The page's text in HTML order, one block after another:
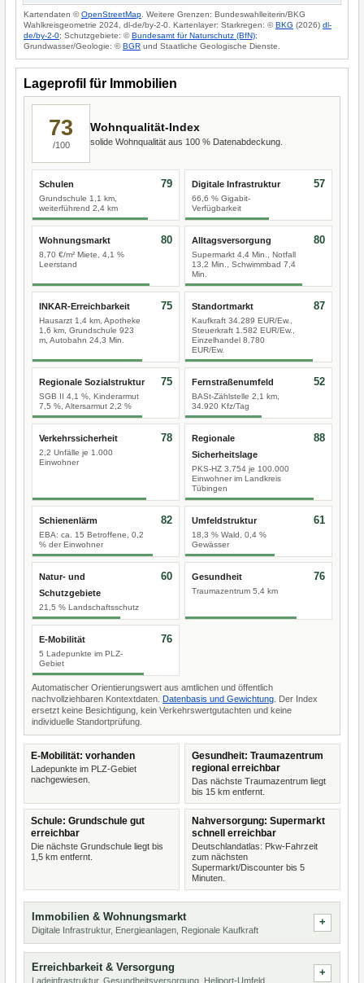
Kartendaten ©OpenStreetMap . Weitere Grenzen: Bundeswahlleiterin/BKG
Wahlkreisgeometrie 2024, dl-de/by-2-0. Kartenlayer: Starkregen: ©BKG (2026) dl-
de/by-2-0; Schutzgebiete: ©Bundesamt für Naturschutz (BfN);
Grundwasser/Geologie: ©BGR und Staatliche Geologische Dienste.
Lageprofil für Immobilien
73
/100
Wohnqualität-Index
solide Wohnqualität aus 100 % Datenabdeckung.
Schulen
Grundschule 1,1 km,
weiterführend 2,4 km
79 Digitale Infrastruktur
66,6 % Gigabit-
Verfügbarkeit
57
Wohnungsmarkt
8,70 €/m² Miete, 4,1 %
Leerstand
80 Alltagsversorgung
Supermarkt 4,4 Min., Notfall
13,2 Min., Schwimmbad 7,4
Min.
80
INKAR-Erreichbarkeit
Hausarzt 1,4 km, Apotheke
1,6 km, Grundschule 923
m, Autobahn 24,3 Min.
75 Standortmarkt
Kaufkraft 34.289 EUR/Ew.,
Steuerkraft 1.582 EUR/Ew.,
Einzelhandel 8.780
EUR/Ew.
87
Regionale Sozialstruktur
SGB II 4,1 %, Kinderarmut
7,5 %, Altersarmut 2,2 %
75 Fernstraßenumfeld
BASt-Zählstelle 2,1 km,
34.920 Kfz/Tag
52
Verkehrssicherheit
2,2 Unfälle je 1.000
Einwohner
78
Regionale
Sicherheitslage
PKS-HZ 3.754 je 100.000
Einwohner im Landkreis
Tübingen
88
Schienenlärm
EBA: ca. 15 Betroffene, 0,2
% der Einwohner
82 Umfeldstruktur
18,3 % Wald, 0,4 %
Gewässer
61
Natur- und
Schutzgebiete
21,5 % Landschaftsschutz
60 Gesundheit
Traumazentrum 5,4 km
76
E-Mobilität
5 Ladepunkte im PLZ-
Gebiet
76
Automatischer Orientierungswert aus amtlichen und öffentlich
nachvollziehbaren Kontextdaten. Datenbasis und Gewichtung . Der Index
ersetzt keine Besichtigung, kein Verkehrswertgutachten und keine
individuelle Standortprüfung.
E-Mobilität: vorhanden
Ladepunkte im PLZ-Gebiet
nachgewiesen.
Gesundheit: Traumazentrum
regional erreichbar
Das nächste Traumazentrum liegt
bis 15 km entfernt.
Schule: Grundschule gut
erreichbar
Die nächste Grundschule liegt bis
1,5 km entfernt.
Nahversorgung: Supermarkt
schnell erreichbar
Deutschlandatlas: Pkw-Fahrzeit
zum nächsten
Supermarkt/Discounter bis 5
Minuten.
Immobilien & Wohnungsmarkt
Digitale Infrastruktur, Energieanlagen, Regionale Kaufkraft
Erreichbarkeit & Versorgung
Ladeinfrastruktur, Gesundheitsversorgung, Heliport-Umfeld